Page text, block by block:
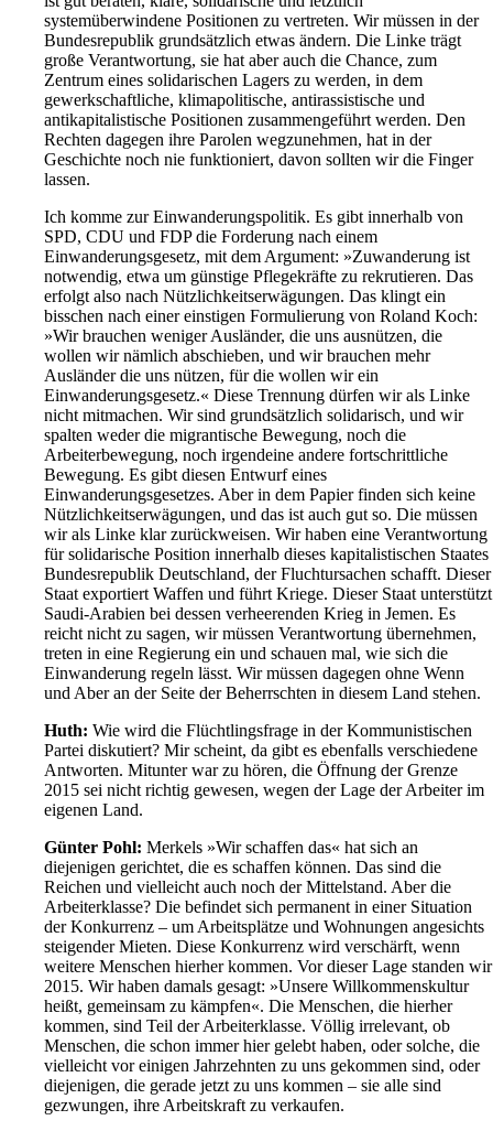
systemüberwindene Positionen zu vertreten. Wir müssen in der
Bundesrepublik grundsätzlich etwas ändern. Die Linke trägt
große Verantwortung, sie hat aber auch die Chance, zum
Zentrum eines solidarischen Lagers zu werden, in dem
gewerkschaftliche, klimapolitische, antirassistische und
antikapitalistische Positionen zusammengeführt werden. Den
Rechten dagegen ihre Parolen wegzunehmen, hat in der
Geschichte noch nie funktioniert, davon sollten wir die Finger
lassen.
Ich komme zur Einwanderungspolitik. Es gibt innerhalb von
SPD, CDU und FDP die Forderung nach einem
Einwanderungsgesetz, mit dem Argument: »Zuwanderung ist
notwendig, etwa um günstige Pflegekräfte zu rekrutieren. Das
erfolgt also nach Nützlichkeitserwägungen. Das klingt ein
bisschen nach einer einstigen Formulierung von Roland Koch:
»Wir brauchen weniger Ausländer, die uns ausnützen, die
wollen wir nämlich abschieben, und wir brauchen mehr
Ausländer die uns nützen, für die wollen wir ein
Einwanderungsgesetz.« Diese Trennung dürfen wir als Linke
nicht mitmachen. Wir sind grundsätzlich solidarisch, und wir
spalten weder die migrantische Bewegung, noch die
Arbeiterbewegung, noch irgendeine andere fortschrittliche
Bewegung. Es gibt diesen Entwurf eines
Einwanderungsgesetzes. Aber in dem Papier finden sich keine
Nützlichkeitserwägungen, und das ist auch gut so. Die müssen
wir als Linke klar zurückweisen. Wir haben eine Verantwortung
für solidarische Position innerhalb dieses kapitalistischen Staates
Bundesrepublik Deutschland, der Fluchtursachen schafft. Dieser
Staat exportiert Waffen und führt Kriege. Dieser Staat unterstützt
Saudi-Arabien bei dessen verheerenden Krieg in Jemen. Es
reicht nicht zu sagen, wir müssen Verantwortung übernehmen,
treten in eine Regierung ein und schauen mal, wie sich die
Einwanderung regeln lässt. Wir müssen dagegen ohne Wenn
und Aber an der Seite der Beherrschten in diesem Land stehen.
Huth: Wie wird die Flüchtlingsfrage in der Kommunistischen
Partei diskutiert? Mir scheint, da gibt es ebenfalls verschiedene
Antworten. Mitunter war zu hören, die Öffnung der Grenze
2015 sei nicht richtig gewesen, wegen der Lage der Arbeiter im
eigenen Land.
Günter Pohl: Merkels »Wir schaffen das« hat sich an
diejenigen gerichtet, die es schaffen können. Das sind die
Reichen und vielleicht auch noch der Mittelstand. Aber die
Arbeiterklasse? Die befindet sich permanent in einer Situation
der Konkurrenz – um Arbeitsplätze und Wohnungen angesichts
steigender Mieten. Diese Konkurrenz wird verschärft, wenn
weitere Menschen hierher kommen. Vor dieser Lage standen wir
2015. Wir haben damals gesagt: »Unsere Willkommenskultur
heißt, gemeinsam zu kämpfen«. Die Menschen, die hierher
kommen, sind Teil der Arbeiterklasse. Völlig irrelevant, ob
Menschen, die schon immer hier gelebt haben, oder solche, die
vielleicht vor einigen Jahrzehnten zu uns gekommen sind, oder
diejenigen, die gerade jetzt zu uns kommen – sie alle sind
gezwungen, ihre Arbeitskraft zu verkaufen.